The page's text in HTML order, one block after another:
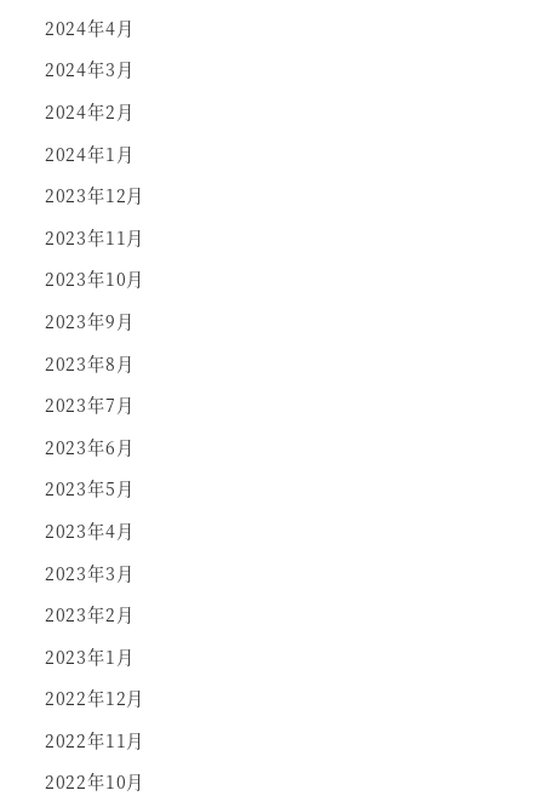
2024年4月
2024年3月
2024年2月
2024年1月
2023年12月
2023年11月
2023年10月
2023年9月
2023年8月
2023年7月
2023年6月
2023年5月
2023年4月
2023年3月
2023年2月
2023年1月
2022年12月
2022年11月
2022年10月